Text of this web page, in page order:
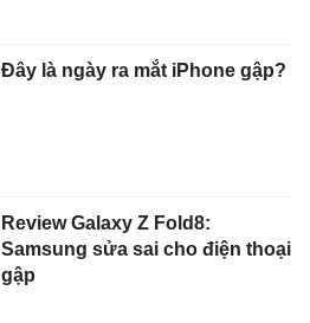
Đây là ngày ra mắt iPhone gập?
Review Galaxy Z Fold8:
Samsung sửa sai cho điện thoại
gập